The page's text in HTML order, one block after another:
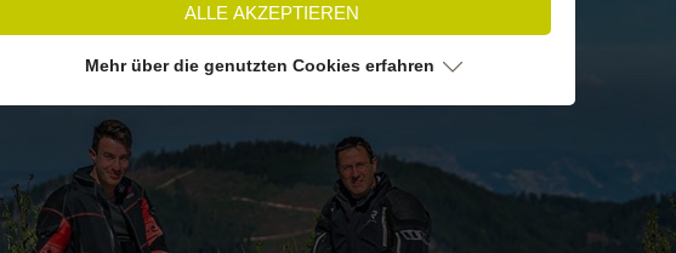
ALLE AKZEPTIEREN
Mehr über die genutzten Cookies erfahren